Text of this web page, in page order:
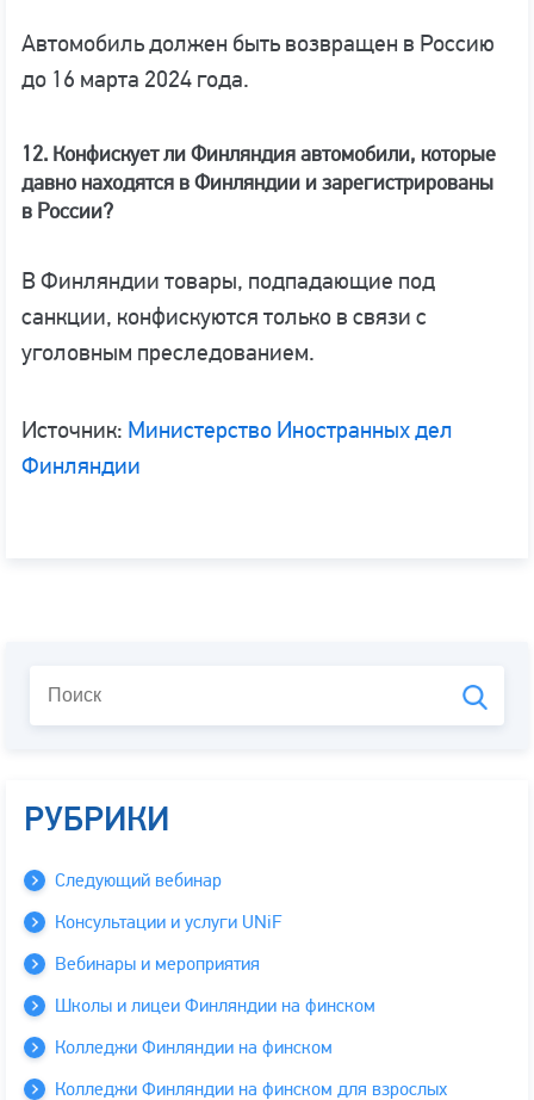
Автомобиль должен быть возвращен в Россию
до 16 марта 2024 года.
12. Конфискует ли Финляндия автомобили, которые
давно находятся в Финляндии и зарегистрированы
в России?
В Финляндии товары, подпадающие под
санкции, конфискуются только в связи с
уголовным преследованием.
Источник: Министерство Иностранных дел
Финляндии
РУБРИКИ
Следующий вебинар
Консультации и услуги UNiF
Вебинары и мероприятия
Школы и лицеи Финляндии на финском
Колледжи Финляндии на финском
Колледжи Финляндии на финском для взрослых